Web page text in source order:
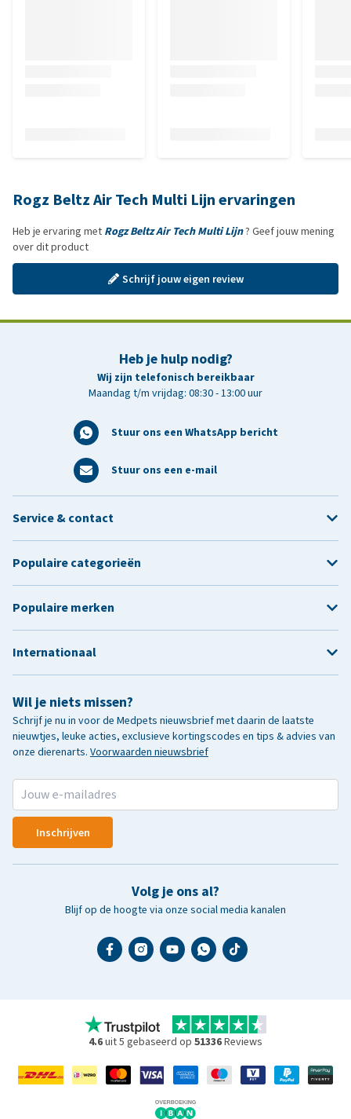
Rogz Beltz Air Tech Multi Lijn ervaringen
Heb je ervaring met Rogz Beltz Air Tech Multi Lijn? Geef jouw mening
over dit product
Schrijf jouw eigen review
Heb je hulp nodig?
Wij zijn telefonisch bereikbaar
Maandag t/m vrijdag: 08:30 - 13:00 uur
Stuur ons een WhatsApp bericht
Stuur ons een e-mail
Wil je niets missen?
Schrijf je nu in voor de Medpets nieuwsbrief met daarin de laatste
nieuwtjes, leuke acties, exclusieve kortingscodes en tips & advies van
onze dierenarts. Voorwaarden nieuwsbrief
Inschrijven
Volg je ons al?
Blijf op de hoogte via onze social media kanalen
Service & contact
Populaire categorieën
Populaire merken
Internationaal
4.6uit 5 gebaseerd op 51336Reviews